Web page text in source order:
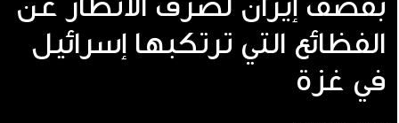
بقصف إيران لصرف الأنظار عن
الفظائع التي ترتكبها إسرائيل
في غزة